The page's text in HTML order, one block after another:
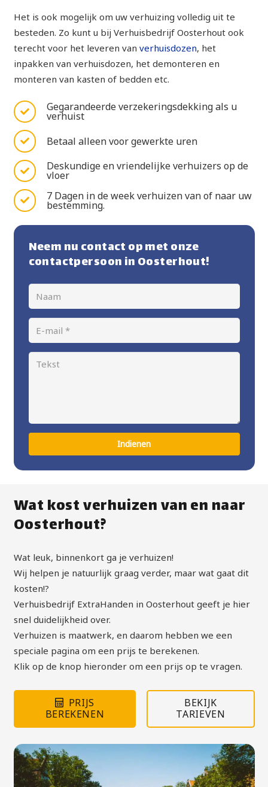
Het is ook mogelijk om uw verhuizing volledig uit te
besteden. Zo kunt u bij Verhuisbedrijf Oosterhout ook
terecht voor het leveren van verhuisdozen, het
inpakken van verhuisdozen, het demonteren en
monteren van kasten of bedden etc.
Gegarandeerde verzekeringsdekking als u
verhuist
Betaal alleen voor gewerkte uren
Deskundige en vriendelijke verhuizers op de
vloer
7 Dagen in de week verhuizen van of naar uw
bestemming.
Neem nu contact op met onze
contactpersoon in Oosterhout!
Indienen
Wat kost verhuizen van en naar
Oosterhout?
Wat leuk, binnenkort ga je verhuizen!
Wij helpen je natuurlijk graag verder, maar wat gaat dit
kosten!?
Verhuisbedrijf ExtraHanden in Oosterhout geeft je hier
snel duidelijkheid over.
Verhuizen is maatwerk, en daarom hebben we een
speciale pagina om een prijs te berekenen.
Klik op de knop hieronder om een prijs op te vragen.
PRIJS
BEREKENEN
BEKIJK
TARIEVEN